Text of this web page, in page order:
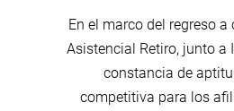
En el marco del regreso a
Asistencial Retiro, junto a
constancia de
competitiva para los